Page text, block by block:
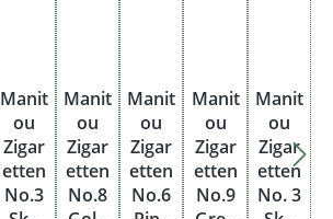
Manit
ou
Zigar
etten
No.3
Manit
ou
Zigar
etten
No.8
Manit
ou
Zigar
etten
No.6
Manit
ou
Zigar
etten
No.9
Manit
ou
Zigar
etten
No. 3